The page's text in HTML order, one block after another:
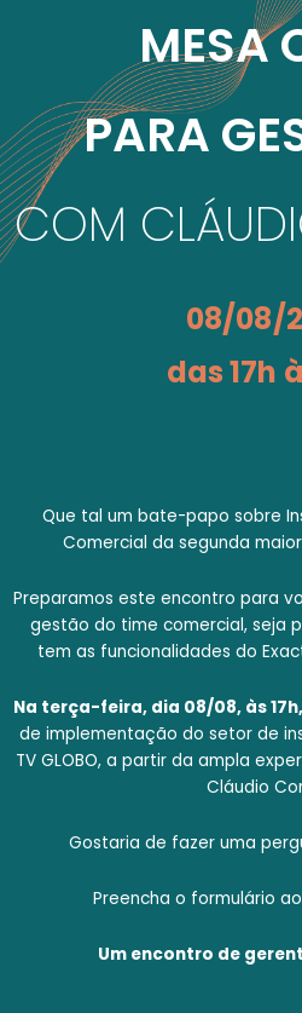
MESA
PARA
COM
08/08/
das 17h
Que tal um bate-papo sobre
Comercial da segunda
Preparamos este encontro para
gestão do time comercial, seja
tem as funcionalidades do
Na terça-feira, dia 08/08, às 17h,
de implementação do setor de
TV GLOBO, a partir da ampla
Cláudio
Gostaria de fazer uma
Preencha o formulário
Um encontro de